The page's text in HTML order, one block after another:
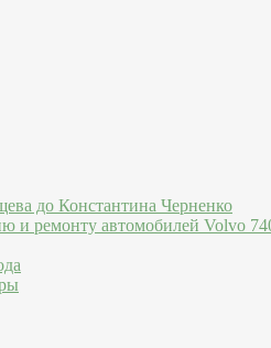
до Константина Черненко
и ремонту автомобилей Volvo